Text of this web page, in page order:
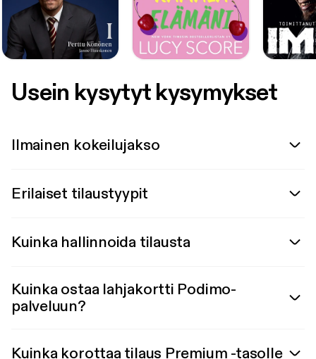
Usein kysytyt kysymykset
Ilmainen kokeilujakso
Erilaiset tilaustyypit
Kuinka hallinnoida tilausta
Kuinka ostaa lahjakortti Podimo-
palveluun?
Kuinka korottaa tilaus Premium -tasolle